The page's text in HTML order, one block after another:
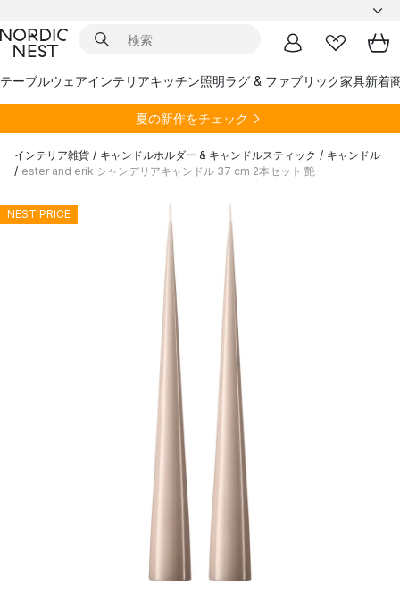
テーブルウェアインテリアキッチン照明ラグ & ファブリック家具新着
夏の新作をチェック
インテリア雑貨 / キャンドルホルダー & キャンドルスティック / キャンドル
/ ester and erik シャンデリアキャンドル 37 cm 2本セット 艶
NEST PRICE